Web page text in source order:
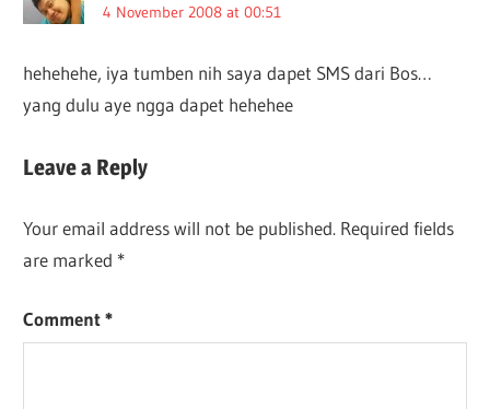
4 November 2008 at 00:51
hehehehe, iya tumben nih saya dapet SMS dari Bos…
yang dulu aye ngga dapet hehehee
Leave a Reply
Your email address will not be published. Required fields
are marked *
Comment*